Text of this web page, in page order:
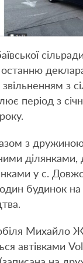
сільради
з
період з
з
ділянками,
у с.
будинок
Михайло
автівками